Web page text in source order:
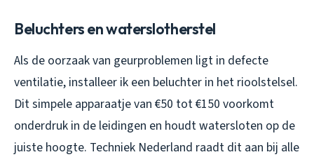
Beluchters en waterslotherstel
Als de oorzaak van geurproblemen ligt in defecte
ventilatie, installeer ik een beluchter in het rioolstelsel.
Dit simpele apparaatje van €50 tot €150 voorkomt
onderdruk in de leidingen en houdt watersloten op de
juiste hoogte. Techniek Nederland raadt dit aan bij alle